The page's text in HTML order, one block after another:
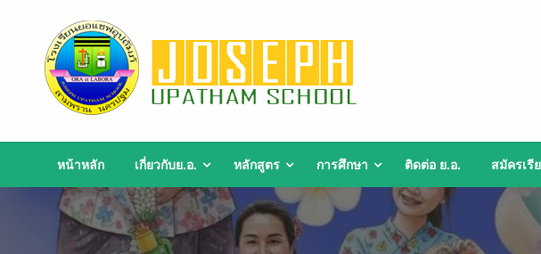
content
หน้าหลัก เกี่ยวกับย.อ. หลักสูตร การศึกษา ติดต่อ ย.อ. สมัครเรี